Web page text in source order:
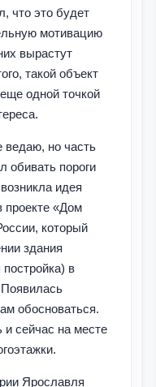
что это будет
мотивацию
вырастут
такой объект
одной точкой
ведаю, но часть
обивать пороги
идея
проекте «Дом
который
здания
постройка) в
обосноваться.
и сейчас на месте
Ярославля